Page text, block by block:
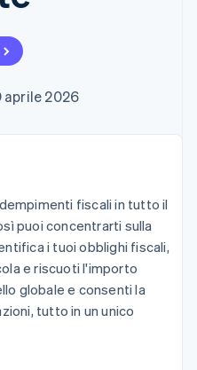
denaro
e
non
dettaglio
in base
stablecoin
con gli
app
partner
aprile 2026
fiscali in tutto il
puoi concentrarti sulla
i tuoi obblighi fiscali,
e riscuoti l'importo
globale e consenti la
tutto in un unico